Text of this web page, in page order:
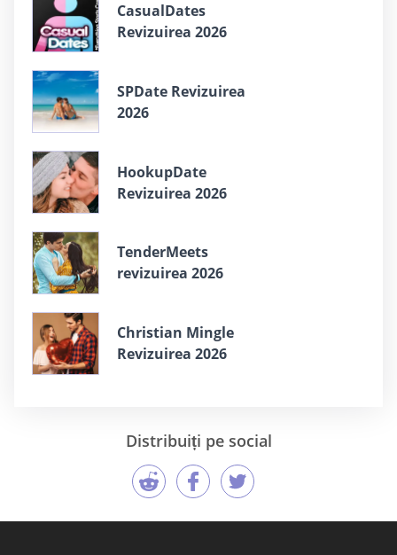
СasualDates
Revizuirea 2026
SPDate Revizuirea
2026
HookupDate
Revizuirea 2026
TenderMeets
revizuirea 2026
Christian Mingle
Revizuirea 2026
Distribuiți pe social